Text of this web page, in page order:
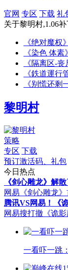
官网 专区 下载 礼
关于黎明村,1.06
《绝对魔权
《染色 体
《隔离区-
《鉄道運行
《别慌还剩
黎明村
策略
专区 下载
预订激活码、礼包
今日热点
《剑心雕龙》解
网易《剑心雕龙
腾讯VS网易！《
网易搜打撤《诡
一看吓一跳